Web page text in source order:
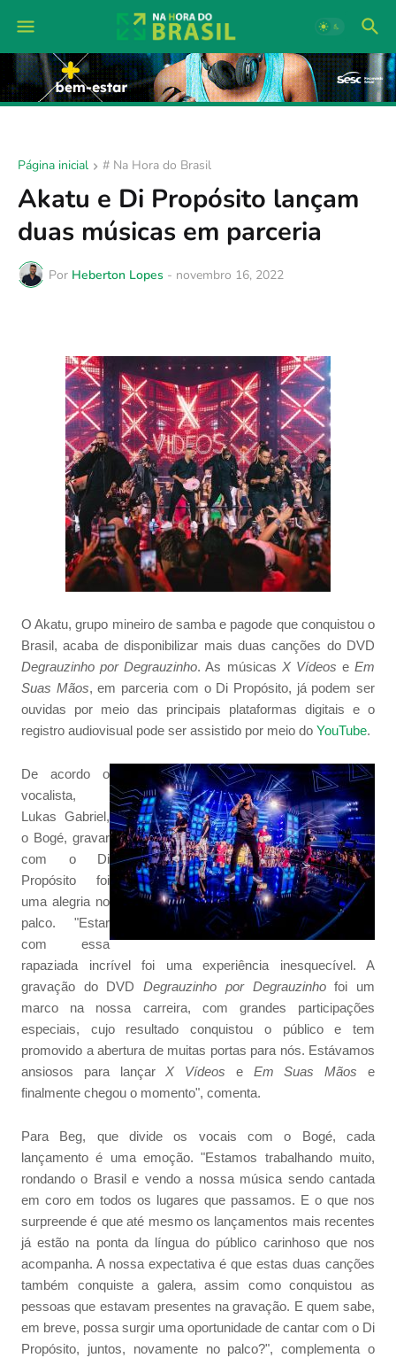
Página inicial # Na Hora do Brasil
Akatu e Di Propósito lançam
duas músicas em parceria
Por Heberton Lopes - novembro 16, 2022
O Akatu, grupo mineiro de samba e pagode que conquistou o
Brasil, acaba de disponibilizar mais duas canções do DVD
Degrauzinho por Degrauzinho. As músicas X Vídeos eEm
Suas Mãos, em parceria com o Di Propósito, já podem ser
ouvidas por meio das principais plataformas digitais e o
registro audiovisual pode ser assistido por meio do YouTube.
De acordo o
vocalista,
Lukas Gabriel,
o Bogé, gravar
com o Di
Propósito foi
uma alegria no
palco. "Estar
com essa
rapaziada incrível foi uma experiência inesquecível. A
gravação do DVDDegrauzinho por Degrauzinhofoi um
marco na nossa carreira, com grandes participações
especiais, cujo resultado conquistou o público e tem
promovido a abertura de muitas portas para nós. Estávamos
ansiosos para lançarX Vídeos e Em Suas Mãos e
finalmente chegou o momento", comenta.
Para Beg, que divide os vocais com o Bogé, cada
lançamento é uma emoção. "Estamos trabalhando muito,
rondando o Brasil e vendo a nossa música sendo cantada
em coro em todos os lugares que passamos. E o que nos
surpreende é que até mesmo os lançamentos mais recentes
já estão na ponta da língua do público carinhoso que nos
acompanha. A nossa expectativa é que estas duas canções
também conquiste a galera, assim como conquistou as
pessoas que estavam presentes na gravação. E quem sabe,
em breve, possa surgir uma oportunidade de cantar com o Di
Propósito, juntos, novamente no palco?", complementa o